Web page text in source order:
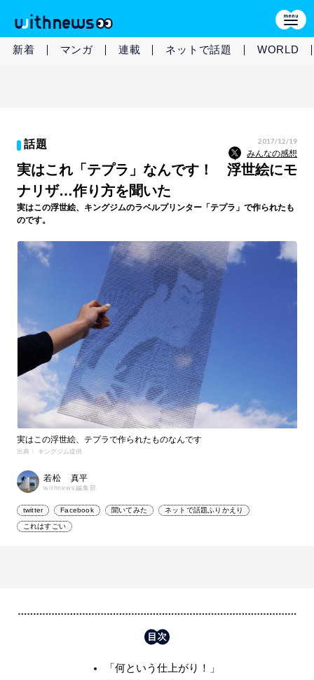
新着 マンガ 連載 ネットで話題 WORLD
話題 2017/12/19
みんなの感想
実はこれ「テプラ」なんです！ 浮世絵にモ
ナリザ…作り方を聞いた
実はこの浮世絵、キングジムのラベルプリンター「テプラ」で作られたも
のです。
実はこの浮世絵、テプラで作られたものなんです
出典： キングジム提供
若松 真平
withnews編集部
twitter Facebook 聞いてみた ネットで話題ふりかえり
これはすごい
「何という仕上がり！」